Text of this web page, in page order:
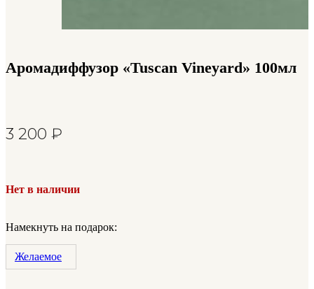
Аромадиффузор «Tuscan Vineyard» 100мл
3 200 ₽
Нет в наличии
Намекнуть на подарок:
Желаемое